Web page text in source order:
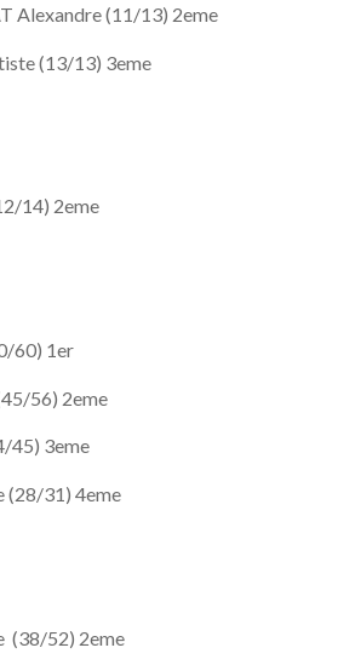
Alexandre (11/13) 2eme
(13/13) 3eme
14) 2eme
60) 1er
56) 2eme
45) 3eme
(28/31) 4eme
(38/52) 2eme